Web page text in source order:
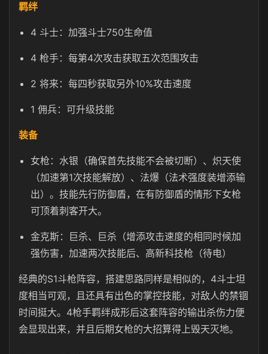
羁绊
4 斗士：加强斗士750生命值
4 枪手：每第4次攻击获取五次范围攻击
2 将来：每四秒获取另外10%攻击速度
1 佣兵：可升级技能
装备
女枪：水银（确保首先技能不会被切断）、炽天使
（加速第1次技能解放）、法爆（法术强度装增添输
出）。技能先行防御盾，在有防御盾的情形下女枪
可顶着刺客开大。
金克斯：巨杀、巨杀（增添攻击速度的相同时候加
强伤害，加速两次技能后、高新科技枪（待电）
经典的S1斗枪阵容，搭建思路同样是相似的，4斗士坦
度相当可观，且还具有出色的掌控技能，对敌人的禁锢
时间挺大。4枪手羁绊成形后这套阵容的输出杀伤力便
会显现出来，并且后期女枪的大招算得上毁天灭地。